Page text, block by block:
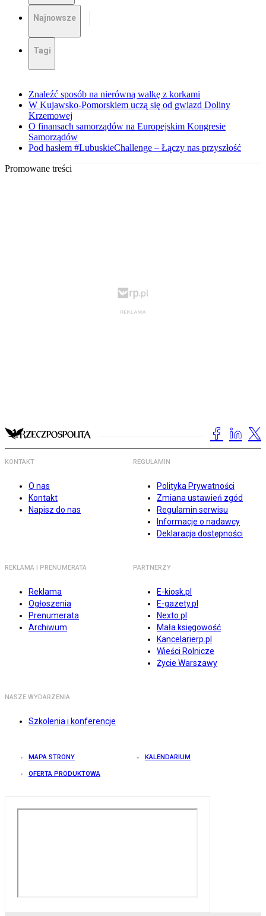
Najnowsze
Tagi
Znaleźć sposób na nierówną walkę z korkami
W Kujawsko-Pomorskiem uczą się od gwiazd Doliny
Krzemowej
O finansach samorządów na Europejskim Kongresie
Samorządów
Pod hasłem #LubuskieChallenge – Łączy nas przyszłość
Promowane treści
KONTAKT
O nas
Kontakt
Napisz do nas
REGULAMIN
Polityka Prywatności
Zmiana ustawień zgód
Regulamin serwisu
Informacje o nadawcy
Deklaracja dostępności
REKLAMA I PRENUMERATA
Reklama
Ogłoszenia
Prenumerata
Archiwum
PARTNERZY
E-kiosk.pl
E-gazety.pl
Nexto.pl
Mała księgowość
Kancelarierp.pl
Wieści Rolnicze
Życie Warszawy
NASZE WYDARZENIA
Szkolenia i konferencje
MAPA STRONY KALENDARIUM
OFERTA PRODUKTOWA